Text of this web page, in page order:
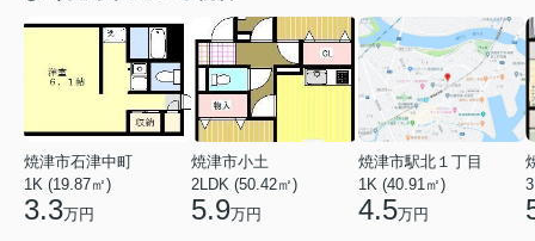
焼津市石津中町
1K (19.87㎡)
3.3万円
焼津市小土
2LDK (50.42㎡)
5.9万円
焼津市駅北１丁目
1K (40.91㎡)
4.5万円